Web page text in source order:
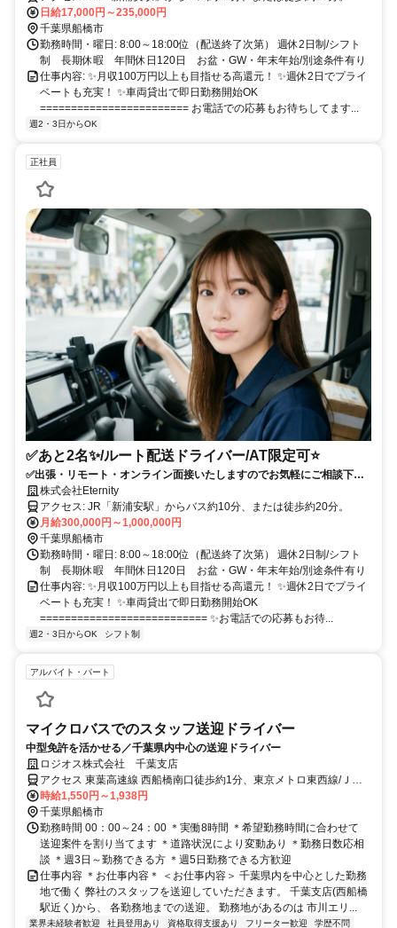
日給17,000円～235,000円
千葉県船橋市
勤務時間・曜日: 8:00～18:00位（配送終了次第） 週休2日制/シフト
制 長期休暇 年間休日120日 お盆・GW・年末年始/別途条件有り
仕事内容: ✨月収100万円以上も目指せる高還元！ ✨週休2日でプライ
ベートも充実！ ✨車両貸出で即日勤務開始OK
======================== お電話での応募もお待ちしてます...
週2・3日からOK
正社員
✅あと2名✨️/ルート配送ドライバー/AT限定可⭐️
✅出張・リモート・オンライン面接いたしますのでお気軽にご相談下さ
い!!✨️株式会社Eternity
アクセス: JR「新浦安駅」からバス約10分、または徒歩約20分。
月給300,000円～1,000,000円
千葉県船橋市
勤務時間・曜日: 8:00～18:00位（配送終了次第） 週休2日制/シフト
制 長期休暇 年間休日120日 お盆・GW・年末年始/別途条件有り
仕事内容: ✨月収100万円以上も目指せる高還元！ ✨週休2日でプライ
ベートも充実！ ✨車両貸出で即日勤務開始OK
=========================== ✨️お電話での応募もお待...
週2・3日からOK シフト制
アルバイト・パート
マイクロバスでのスタッフ送迎ドライバー
中型免許を活かせる／千葉県内中心の送迎ドライバー
ロジオス株式会社 千葉支店
アクセス 東葉高速線 西船橋南口徒歩約1分、東京メトロ東西線/ＪＲ
中央本線 西船橋南口徒歩約1分、ＪＲ武蔵野線 西船橋南口徒歩約1分
時給1,550円～1,938円
千葉県船橋市
勤務時間 00：00～24：00 ＊実働8時間 ＊希望勤務時間に合わせて
送迎案件を割り当てます ＊道路状況により変動あり ＊勤務日数応相
談 ＊週3日～勤務できる方 ＊週5日勤務できる方歓迎
仕事内容 ＊お仕事内容＊ ＜お仕事内容＞ 千葉県内を中心とした勤務
地で働く 弊社のスタッフを送迎していただきます。 千葉支店(西船橋
駅近く)から、 各勤務地までの送迎。 勤務地があるのは 市川エリ...
業界未経験者歓迎 社員登用あり 資格取得支援あり フリーター歓迎
学歴不問